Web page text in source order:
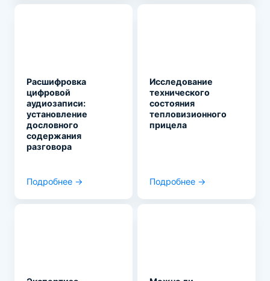
Расшифровка
цифровой
аудиозаписи:
установление
дословного
содержания
разговора
Подробнее →
Исследование
технического
состояния
тепловизионного
прицела
Подробнее →